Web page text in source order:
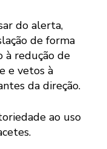
do alerta,
de forma
à redução de
e vetos à
da direção.
ao uso